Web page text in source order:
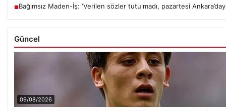
■Bağımsız Maden-İş: ‘Verilen sözler tutulmadı, pazartesi
Güncel
09/08/2026